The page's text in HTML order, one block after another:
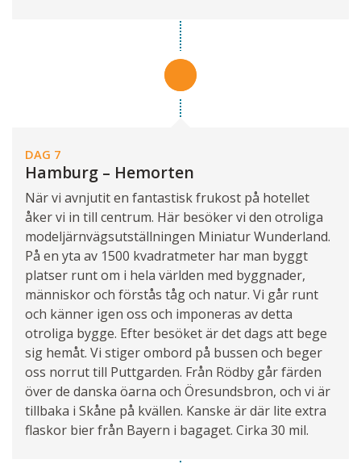
DAG 7
Hamburg – Hemorten
När vi avnjutit en fantastisk frukost på hotellet
åker vi in till centrum. Här besöker vi den otroliga
modeljärnvägsutställningen Miniatur Wunderland.
På en yta av 1500 kvadratmeter har man byggt
platser runt om i hela världen med byggnader,
människor och förstås tåg och natur. Vi går runt
och känner igen oss och imponeras av detta
otroliga bygge. Efter besöket är det dags att bege
sig hemåt. Vi stiger ombord på bussen och beger
oss norrut till Puttgarden. Från Rödby går färden
över de danska öarna och Öresundsbron, och vi är
tillbaka i Skåne på kvällen. Kanske är där lite extra
flaskor bier från Bayern i bagaget. Cirka 30 mil.